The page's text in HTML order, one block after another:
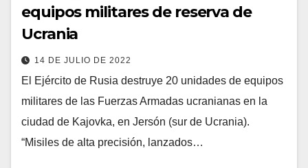
equipos militares de reserva de
Ucrania
14 DE JULIO DE 2022
El Ejército de Rusia destruye 20 unidades de equipos
militares de las Fuerzas Armadas ucranianas en la
ciudad de Kajovka, en Jersón (sur de Ucrania).
“Misiles de alta precisión, lanzados…